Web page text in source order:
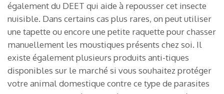
également du DEET qui aide à repousser cet insecte
nuisible. Dans certains cas plus rares, on peut utiliser
une tapette ou encore une petite raquette pour chasser
manuellement les moustiques présents chez soi. Il
existe également plusieurs produits anti-tiques
disponibles sur le marché si vous souhaitez protéger
votre animal domestique contre ce type de parasites